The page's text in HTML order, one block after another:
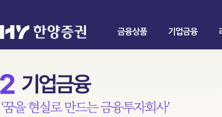
금융상품 기업금융